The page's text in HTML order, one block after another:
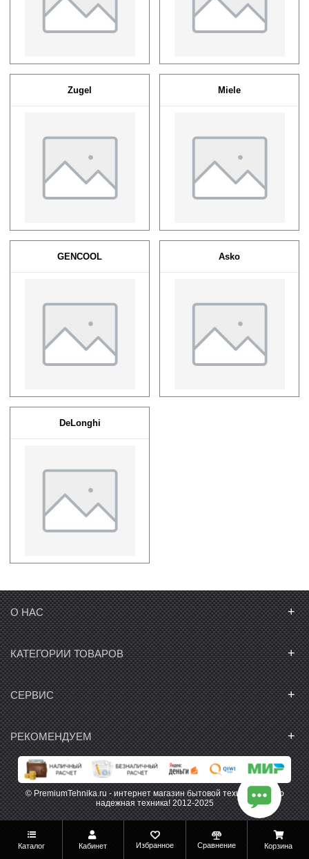
Zugel Miele
GENCOOL Asko
DeLonghi
Каталог Кабинет Избранное Сравнение Корзина
О НАС +
КАТЕГОРИИ ТОВАРОВ +
СЕРВИС +
РЕКОМЕНДУЕМ +
© PremiumTehnika.ru - интернет магазин бытовой техники. Только
надежная техника! 2012-2025